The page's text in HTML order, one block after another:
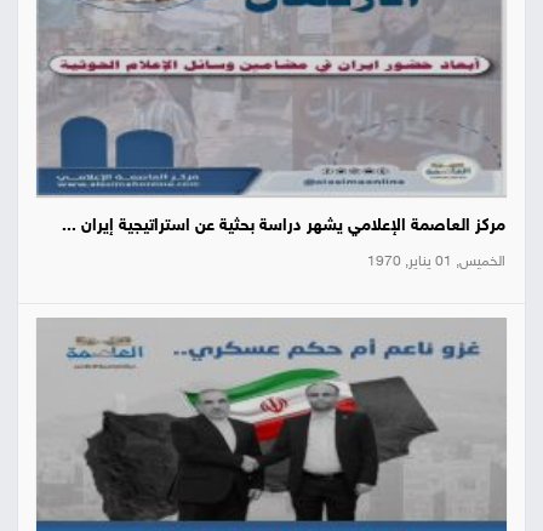
مركز العاصمة الإعلامي يشهر دراسة بحثية عن استراتيجية إيران ...
الخميس, 01 يناير, 1970